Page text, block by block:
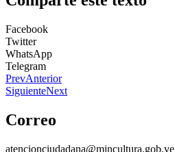
Facebook
Twitter
WhatsApp
Telegram
PrevAnterior
SiguienteNext
Correo
atencionciudadana@mincultura.gob.ve